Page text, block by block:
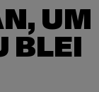
UM
BLEI